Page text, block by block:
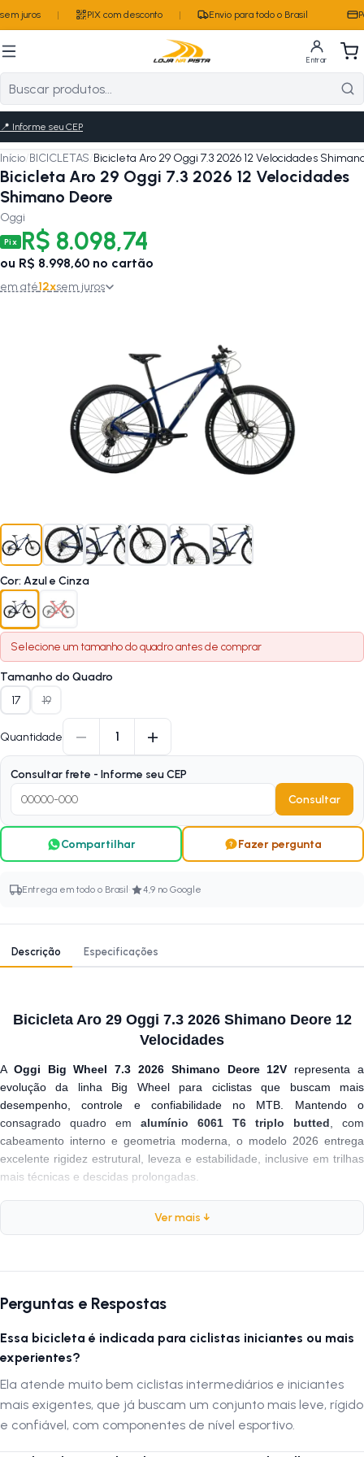
juros PIX com desconto Envio para todo o Brasil
Entrar
📍 Informe seu CEP
Início/BICICLETAS/Bicicleta Aro 29 Oggi 7.3 2026 12 Velocidades
Bicicleta Aro 29 Oggi 7.3 2026 12 Velocidades
Shimano Deore
Oggi
Pix R$ 8.098,74
ou R$ 8.998,60 no cartão
em até12xsem juros
Cor: Azul e Cinza
Selecione um tamanho do quadro antes de comprar
Tamanho do Quadro
17
19
Quantidade − 1 +
Consultar frete - Informe seu CEP
Consultar
Compartilhar Fazer pergunta
Entrega em todo o Brasil · 4,9 no Google
Descrição Especificações
Bicicleta Aro 29 Oggi 7.3 2026 Shimano Deore 12
Velocidades
A Oggi Big Wheel 7.3 2026 Shimano Deore 12V representa a
evolução da linha Big Wheel para ciclistas que buscam mais
desempenho, controle e confiabilidade no MTB. Mantendo o
consagrado quadro em alumínio 6061 T6 triplo butted , com
cabeamento interno e geometria moderna, o modelo 2026 entrega
excelente rigidez estrutural, leveza e estabilidade, inclusive em trilhas
mais técnicas e descidas prolongadas.
Nesta versão, a Big Wheel 7.3 continua equipada com a renomada
suspensão Manitou Markhor , referência em precisão, sensibilidade
trocas de marcha rápidas, suaves e uma ampla faixa de relações para
encarar qualquer variação de relevo.
Osfreios a disco hidráulicos Shimano Deoreoferecem frenagens
progressivas e seguras em qualquer condição, enquanto o conjunto
de rodas aro 29 com pneusMaxxis Rekon Race 2.25assegura
excelente rolagem, tração e controle. A Oggi 7.3 2026 é a escolha
certa para quem deseja evoluir no MTB com uma bike moderna,
robusta e pronta para upgrades futuros.
Ver mais ↓
Perguntas e Respostas
Essa bicicleta é indicada para ciclistas iniciantes ou mais
experientes?
Ela atende muito bem ciclistas intermediários e iniciantes
mais exigentes, que já buscam um conjunto mais leve, rígido
e confiável, com componentes de nível esportivo.